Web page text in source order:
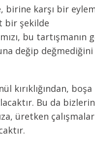
birine karşı bir
bir şekilde
bu tartışmanın
değip değmediğini
kırıklığından,
Bu da bizlerin
üretken çalışmalar